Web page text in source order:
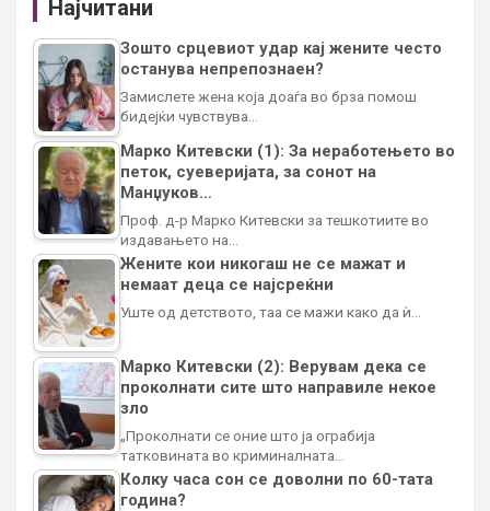
Најчитани
Зошто срцевиот удар кај жените често
останува непрепознаен?
Замислете жена која доаѓа во брза помош
бидејќи чувствува…
Марко Китевски (1): За неработењето во
петок, суеверијата, за сонот на
Манџуков…
Проф. д-р Марко Китевски за тешкотиите во
издавањето на…
Жените кои никогаш не се мажат и
немаат деца се најсреќни
Уште од детството, таа се мажи како да ѝ…
Марко Китевски (2): Верувам дека се
проколнати сите што направиле некое
зло
„Проколнати се оние што ја ограбија
татковината во криминалната…
Колку часа сон се доволни по 60-тата
година?